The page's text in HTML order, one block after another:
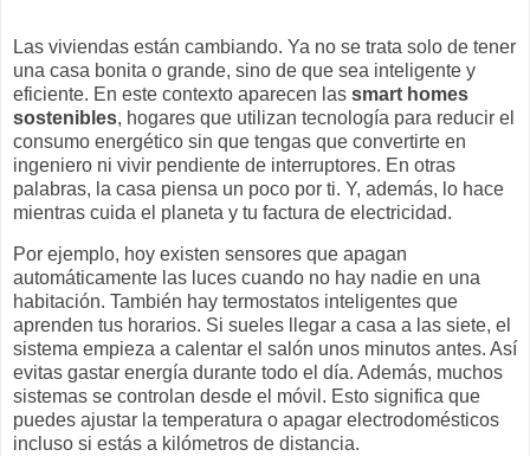
Las viviendas están cambiando. Ya no se trata solo de tener
una casa bonita o grande, sino de que sea inteligente y
eficiente. En este contexto aparecen las smart homes
sostenibles, hogares que utilizan tecnología para reducir el
consumo energético sin que tengas que convertirte en
ingeniero ni vivir pendiente de interruptores. En otras
palabras, la casa piensa un poco por ti. Y, además, lo hace
mientras cuida el planeta y tu factura de electricidad.
Por ejemplo, hoy existen sensores que apagan
automáticamente las luces cuando no hay nadie en una
habitación. También hay termostatos inteligentes que
aprenden tus horarios. Si sueles llegar a casa a las siete, el
sistema empieza a calentar el salón unos minutos antes. Así
evitas gastar energía durante todo el día. Además, muchos
sistemas se controlan desde el móvil. Esto significa que
puedes ajustar la temperatura o apagar electrodomésticos
incluso si estás a kilómetros de distancia.